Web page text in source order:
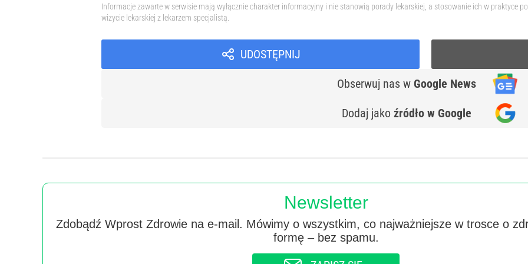
Informacje zawarte w serwisie mają wyłącznie charakter informacyjny i nie stanowią porady lekarskiej, a stosowanie ich w praktyce
wizycie lekarskiej z lekarzem specjalistą.
UDOSTĘPNIJ
Obserwuj nas w Google News
Dodaj jako źródło w Google
Newsletter
Zdobądź Wprost Zdrowie na e-mail. Mówimy o wszystkim, co najważniejsze w trosce o
formę – bez spamu.